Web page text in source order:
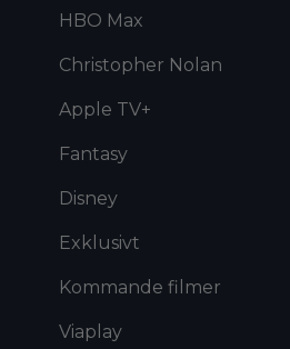
HBO Max
Christopher Nolan
Apple TV+
Fantasy
Disney
Exklusivt
Kommande filmer
Viaplay